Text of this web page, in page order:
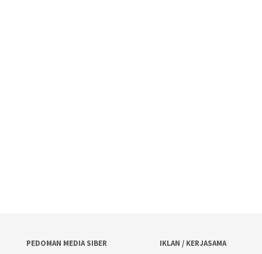
PEDOMAN MEDIA SIBER IKLAN / KERJASAMA